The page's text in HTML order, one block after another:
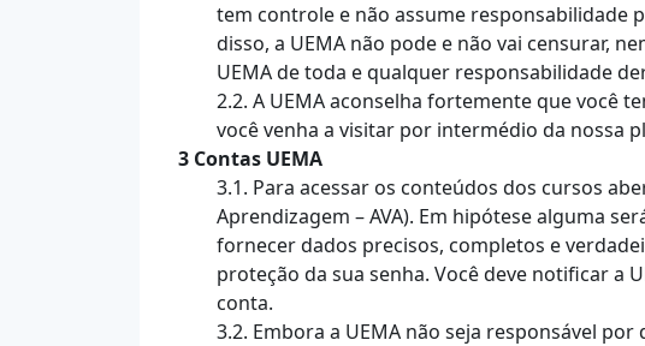
tem controle e não assume responsabilidade
disso, a UEMA não pode e não vai censurar,
UEMA de toda e qualquer responsabilidade
2.2. A UEMA aconselha fortemente que você
você venha a visitar por intermédio da nossa
3 Contas UEMA
3.1. Para acessar os conteúdos dos cursos
Aprendizagem – AVA). Em hipótese alguma
fornecer dados precisos, completos e
proteção da sua senha. Você deve notificar a
conta.
3.2. Embora a UEMA não seja responsável